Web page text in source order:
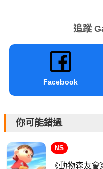
追蹤
Facebook
你可能錯過
NS
《動物森友